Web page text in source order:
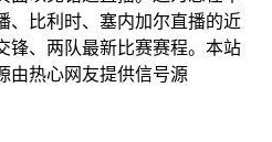
、比利时、塞内加尔直播的近
锋、两队最新比赛赛程。本站
由热心网友提供信号源